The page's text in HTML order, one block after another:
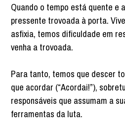
Quando o tempo está quente e
pressente trovoada à porta.
asfixia, temos dificuldade em
venha a trovoada.
Para tanto, temos que descer
que acordar (“Acordai!”),
responsáveis que assumam a
ferramentas da luta.